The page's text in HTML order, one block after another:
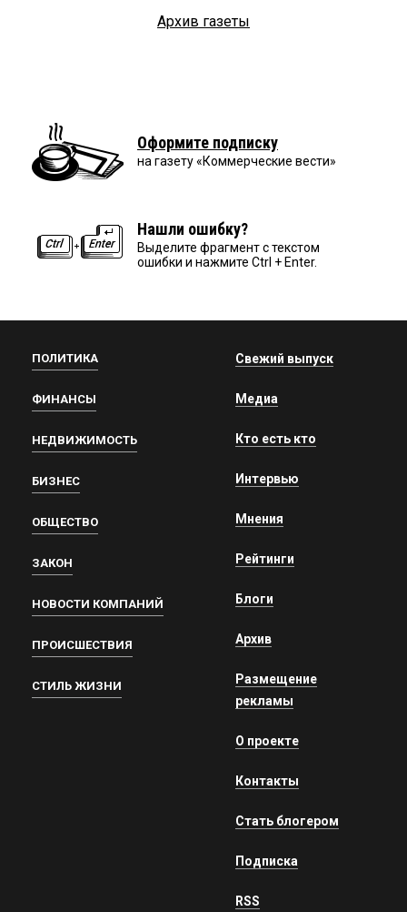
Архив газеты
Оформите подписку
на газету «Коммерческие вести»
Нашли ошибку?
Выделите фрагмент с текстом
ошибки и нажмите Ctrl + Enter.
ПОЛИТИКА
ФИНАНСЫ
НЕДВИЖИМОСТЬ
БИЗНЕС
ОБЩЕСТВО
ЗАКОН
НОВОСТИ КОМПАНИЙ
ПРОИСШЕСТВИЯ
СТИЛЬ ЖИЗНИ
Свежий выпуск
Медиа
Кто есть кто
Интервью
Мнения
Рейтинги
Блоги
Архив
Размещение
рекламы
О проекте
Контакты
Стать блогером
Подписка
RSS